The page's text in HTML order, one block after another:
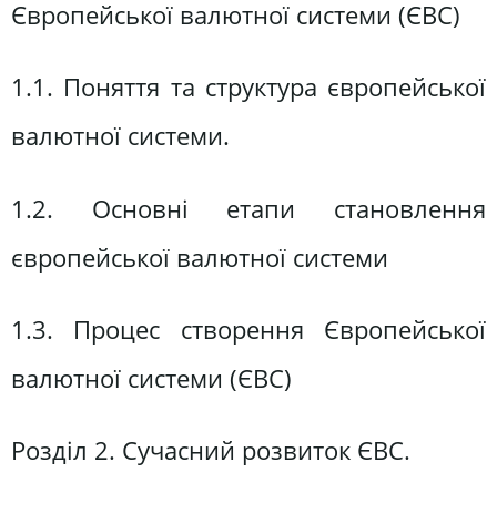
Європейської валютної системи (ЄВС)
1.1. Поняття та структура європейської
валютної системи.
1.2. Основні етапи становлення
європейської валютної системи
1.3. Процес створення Європейської
валютної системи (ЄВС)
Розділ 2. Сучасний розвиток ЄВС.